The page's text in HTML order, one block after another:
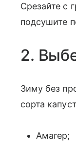
Срезайте с
подсушите
2.
Зиму без
сорта
Амагер;